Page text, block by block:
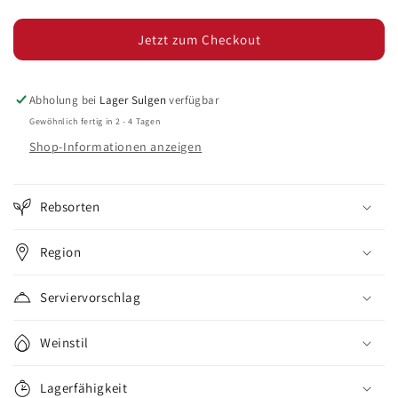
Hombres
-
Marigalant
2017
Hombres
2023
-
Marigalant
2017
Jetzt zum Checkout
Abholung bei Lager Sulgen verfügbar
Gewöhnlich fertig in 2 - 4 Tagen
Shop-Informationen anzeigen
Rebsorten
Region
Serviervorschlag
Weinstil
Lagerfähigkeit